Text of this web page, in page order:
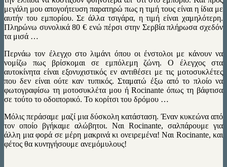
μεγάλη μου απογοήτευση παρατηρώ πως η τιμή τους είναι η ίδια με
αυτήν του εμπορίου. Σε άλλα τσιγάρα, η τιμή είναι χαμηλότερη.
Πληρώνω συνολικά 80 € ενώ πέρσι στην Σερβία πλήρωσα σχεδόν
τα μισά …
Περνάω τον έλεγχο στο λιμάνι όπου οι ένστολοι με κάνουν να
νομίζω πως βρίσκομαι σε εμπόλεμη ζώνη. Ο έλεγχος στα
αυτοκίνητα είναι εξονυχιστικός εν αντιθέσει με τις μοτοσυκλέτες
που δεν είναι ούτε καν τυπικός. Σταματώ έξω από το πλοίο να
φωτογραφίσω τη μοτοσυκλέτα μου ή Rocinante όπως τη βάφτισα
σε τούτο το οδοιπορικό. Το κορίτσι του δρόμου …
Μόλις περάσαμε μαζί μια δύσκολη κατάσταση. Έναν κυκεώνα από
τον οποίο βγήκαμε αλώβητοι. Ναι Rocinante, σαλπάρουμε για
άλλη μια φορά σε μέρη μακρινά κι ονειρεμένα! Ναι Rocinante, και
φέτος θα κυνηγήσουμε ανεμόμυλους!